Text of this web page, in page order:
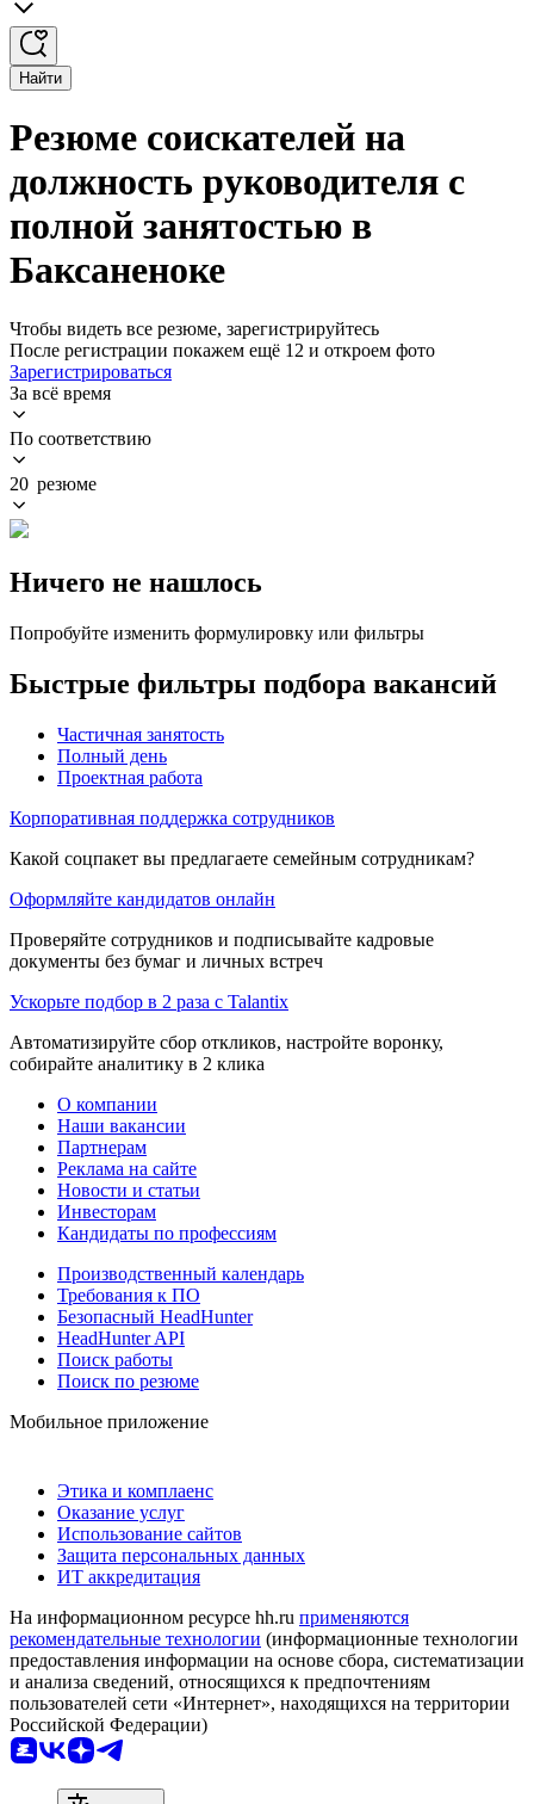
Найти
Резюме соискателей на
должность руководителя с
полной занятостью в
Баксаненоке
Чтобы видеть все резюме, зарегистрируйтесь
После регистрации покажем ещё 12 и откроем фото
Зарегистрироваться
За всё время
По соответствию
20 резюме
Ничего не нашлось
Попробуйте изменить формулировку или фильтры
Быстрые фильтры подбора вакансий
Частичная занятость
Полный день
Проектная работа
Корпоративная поддержка сотрудников
Какой соцпакет вы предлагаете семейным сотрудникам?
Оформляйте кандидатов онлайн
Проверяйте сотрудников и подписывайте кадровые
документы без бумаг и личных встреч
Ускорьте подбор в 2 раза с Talantix
Автоматизируйте сбор откликов, настройте воронку,
собирайте аналитику в 2 клика
О компании
Наши вакансии
Партнерам
Реклама на сайте
Новости и статьи
Инвесторам
Кандидаты по профессиям
Производственный календарь
Требования к ПО
Безопасный HeadHunter
HeadHunter API
Поиск работы
Поиск по резюме
Мобильное приложение
Этика и комплаенс
Оказание услуг
Использование сайтов
Защита персональных данных
ИТ аккредитация
На информационном ресурсе hh.ru применяются
рекомендательные технологии (информационные технологии
предоставления информации на основе сбора, систематизации
и анализа сведений, относящихся к предпочтениям
пользователей сети «Интернет», находящихся на территории
Российской Федерации)